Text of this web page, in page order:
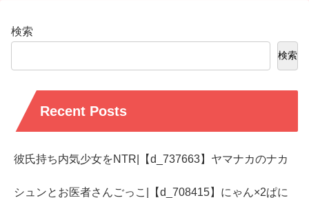
検索
検索
Recent Posts
彼氏持ち内気少女をNTR|【d_737663】ヤマナカのナカ
シュンとお医者さんごっこ|【d_708415】にゃん×2ぱに